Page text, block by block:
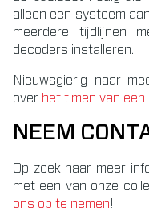
alleen een systeem
meerdere tijdlijnen
decoders installeren.
Nieuwsgierig naar
over het timen van
NEEM
Op zoek naar meer
met een van onze
ons op te nemen!